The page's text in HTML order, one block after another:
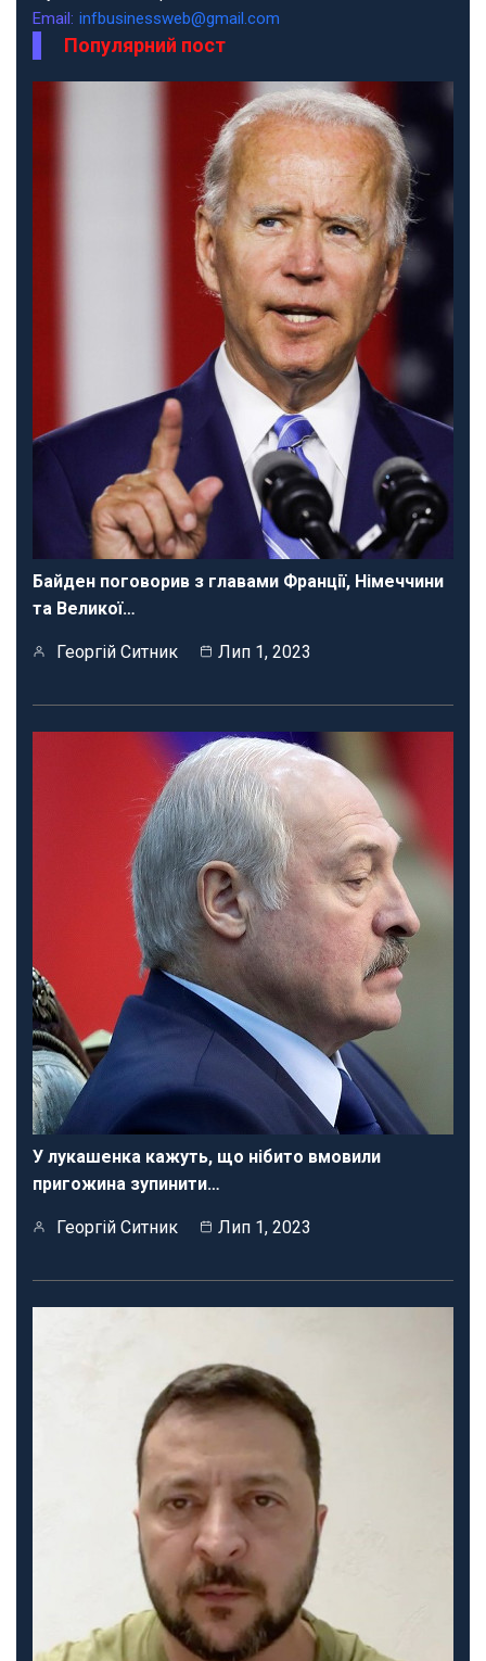
Email: infbusinessweb@gmail.com
Популярний пост
Байден поговорив з главами Франції, Німеччини
та Великої…
Георгій Ситник Лип 1, 2023
У лукашенка кажуть, що нібито вмовили
пригожина зупинити…
Георгій Ситник Лип 1, 2023